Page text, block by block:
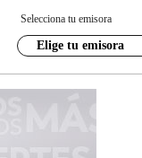
Selecciona tu emisora
Elige tu emisora